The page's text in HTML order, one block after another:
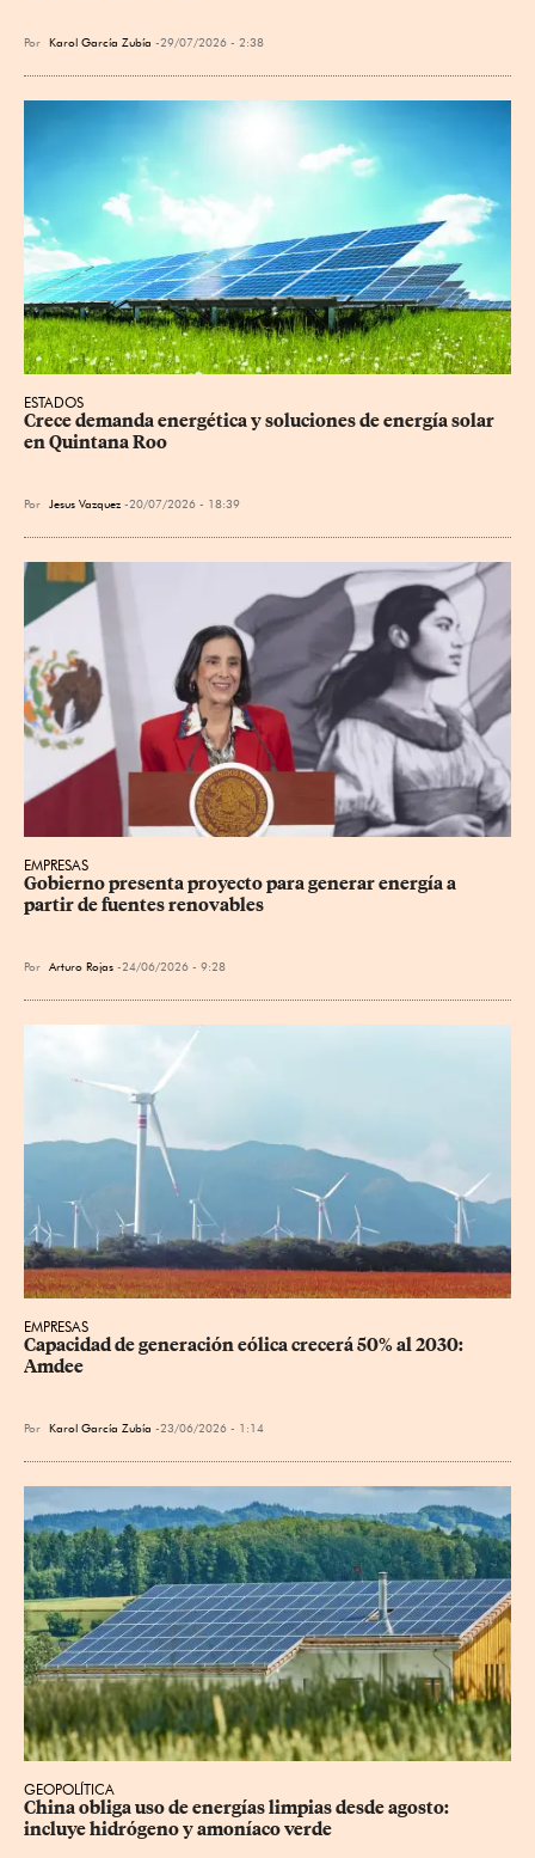
Por Karol García Zubía 29/07/2026 - 2:38
ESTADOS
Crece demanda energética y soluciones de energía solar
en Quintana Roo
Por Jesus Vazquez 20/07/2026 - 18:39
EMPRESAS
Gobierno presenta proyecto para generar energía a
partir de fuentes renovables
Por Arturo Rojas 24/06/2026 - 9:28
EMPRESAS
Capacidad de generación eólica crecerá 50% al 2030:
Amdee
Por Karol García Zubía 23/06/2026 - 1:14
GEOPOLÍTICA
China obliga uso de energías limpias desde agosto:
incluye hidrógeno y amoníaco verde